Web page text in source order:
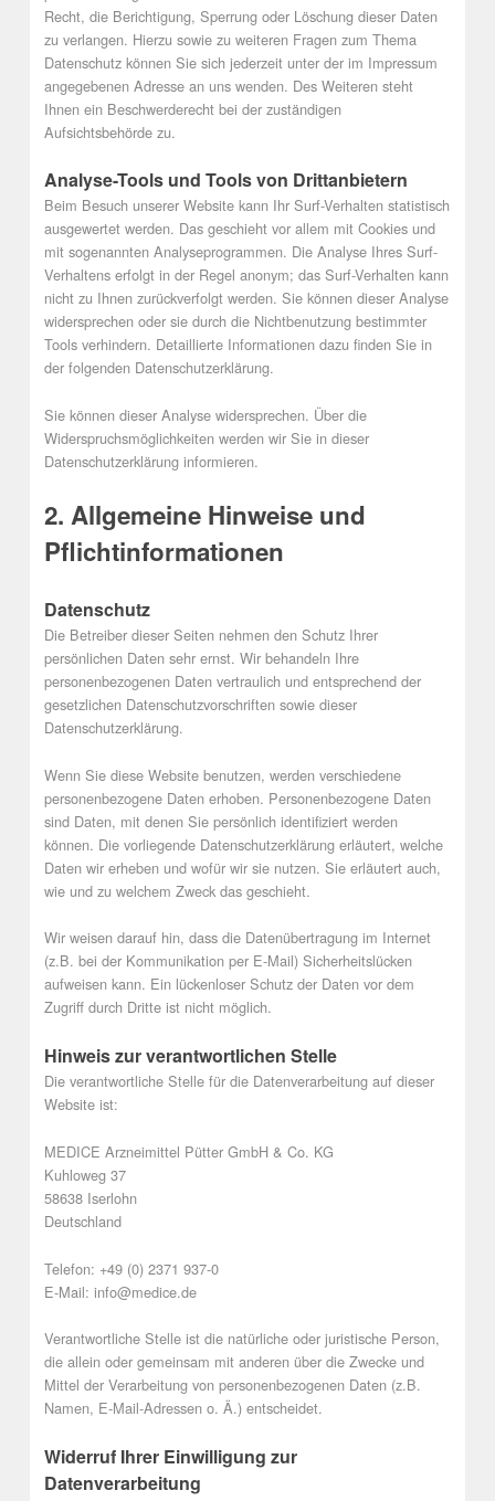
Recht, die Berichtigung, Sperrung oder Löschung dieser Daten
zu verlangen. Hierzu sowie zu weiteren Fragen zum Thema
Datenschutz können Sie sich jederzeit unter der im Impressum
angegebenen Adresse an uns wenden. Des Weiteren steht
Ihnen ein Beschwerderecht bei der zuständigen
Aufsichtsbehörde zu.
Analyse-Tools und Tools von Drittanbietern
Beim Besuch unserer Website kann Ihr Surf-Verhalten statistisch
ausgewertet werden. Das geschieht vor allem mit Cookies und
mit sogenannten Analyseprogrammen. Die Analyse Ihres Surf-
Verhaltens erfolgt in der Regel anonym; das Surf-Verhalten kann
nicht zu Ihnen zurückverfolgt werden. Sie können dieser Analyse
widersprechen oder sie durch die Nichtbenutzung bestimmter
Tools verhindern. Detaillierte Informationen dazu finden Sie in
der folgenden Datenschutzerklärung.
Sie können dieser Analyse widersprechen. Über die
Widerspruchsmöglichkeiten werden wir Sie in dieser
Datenschutzerklärung informieren.
2. Allgemeine Hinweise und
Pflichtinformationen
Datenschutz
Die Betreiber dieser Seiten nehmen den Schutz Ihrer
persönlichen Daten sehr ernst. Wir behandeln Ihre
personenbezogenen Daten vertraulich und entsprechend der
gesetzlichen Datenschutzvorschriften sowie dieser
Datenschutzerklärung.
Wenn Sie diese Website benutzen, werden verschiedene
personenbezogene Daten erhoben. Personenbezogene Daten
sind Daten, mit denen Sie persönlich identifiziert werden
können. Die vorliegende Datenschutzerklärung erläutert, welche
Daten wir erheben und wofür wir sie nutzen. Sie erläutert auch,
wie und zu welchem Zweck das geschieht.
Wir weisen darauf hin, dass die Datenübertragung im Internet
(z.B. bei der Kommunikation per E-Mail) Sicherheitslücken
aufweisen kann. Ein lückenloser Schutz der Daten vor dem
Zugriff durch Dritte ist nicht möglich.
Hinweis zur verantwortlichen Stelle
Die verantwortliche Stelle für die Datenverarbeitung auf dieser
Website ist:
MEDICE Arzneimittel Pütter GmbH & Co. KG
Kuhloweg 37
58638 Iserlohn
Deutschland
Telefon: +49 (0) 2371 937-0
E-Mail: info@medice.de
Verantwortliche Stelle ist die natürliche oder juristische Person,
die allein oder gemeinsam mit anderen über die Zwecke und
Mittel der Verarbeitung von personenbezogenen Daten (z.B.
Namen, E-Mail-Adressen o. Ä.) entscheidet.
Widerruf Ihrer Einwilligung zur
Datenverarbeitung